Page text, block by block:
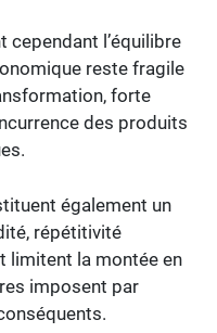
cependant l’équilibre
reste fragile
forte
des produits
également un
répétitivité
limitent la montée en
imposent par